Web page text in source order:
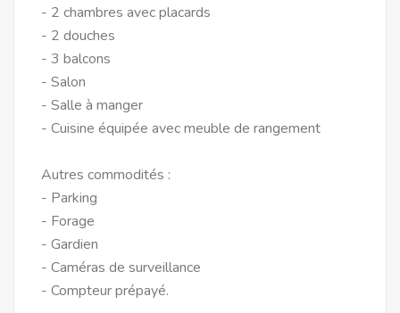
- 2 chambres avec placards
- 2 douches
- 3 balcons
- Salon
- Salle à manger
- Cuisine équipée avec meuble de rangement
Autres commodités :
- Parking
- Forage
- Gardien
- Caméras de surveillance
- Compteur prépayé.